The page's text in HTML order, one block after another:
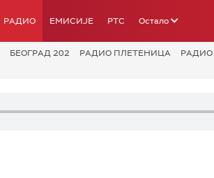
РАДИО ЕМИСИЈЕ РТС Остало
БЕОГРАД 202 РАДИО ПЛЕТЕНИЦА РАДИО